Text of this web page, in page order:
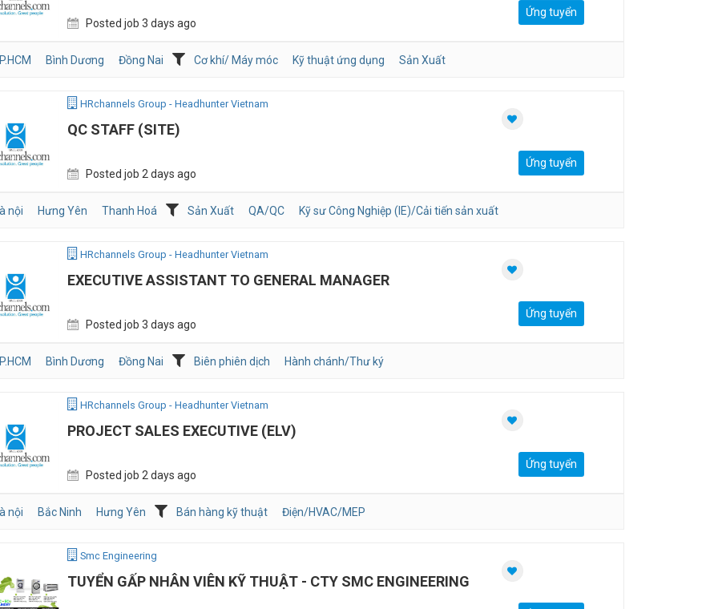
Posted job 3 days ago
Ứng tuyển
Bình Dương Đồng Nai Cơ khí/ Máy móc Kỹ thuật ứng dụng Sản Xuất
HRchannels Group - Headhunter Vietnam
QC STAFF (SITE)
Posted job 2 days ago
Ứng tuyển
nội Hưng Yên Thanh Hoá Sản Xuất QA/QC Kỹ sư Công Nghiệp (IE)/Cải tiến sản xuất
HRchannels Group - Headhunter Vietnam
EXECUTIVE ASSISTANT TO GENERAL MANAGER
Posted job 3 days ago
Ứng tuyển
Bình Dương Đồng Nai Biên phiên dịch Hành chánh/Thư ký
HRchannels Group - Headhunter Vietnam
PROJECT SALES EXECUTIVE (ELV)
Posted job 2 days ago
Ứng tuyển
nội Bắc Ninh Hưng Yên Bán hàng kỹ thuật Điện/HVAC/MEP
Smc Engineering
TUYỂN GẤP NHÂN VIÊN KỸ THUẬT - CTY SMC ENGINEERING